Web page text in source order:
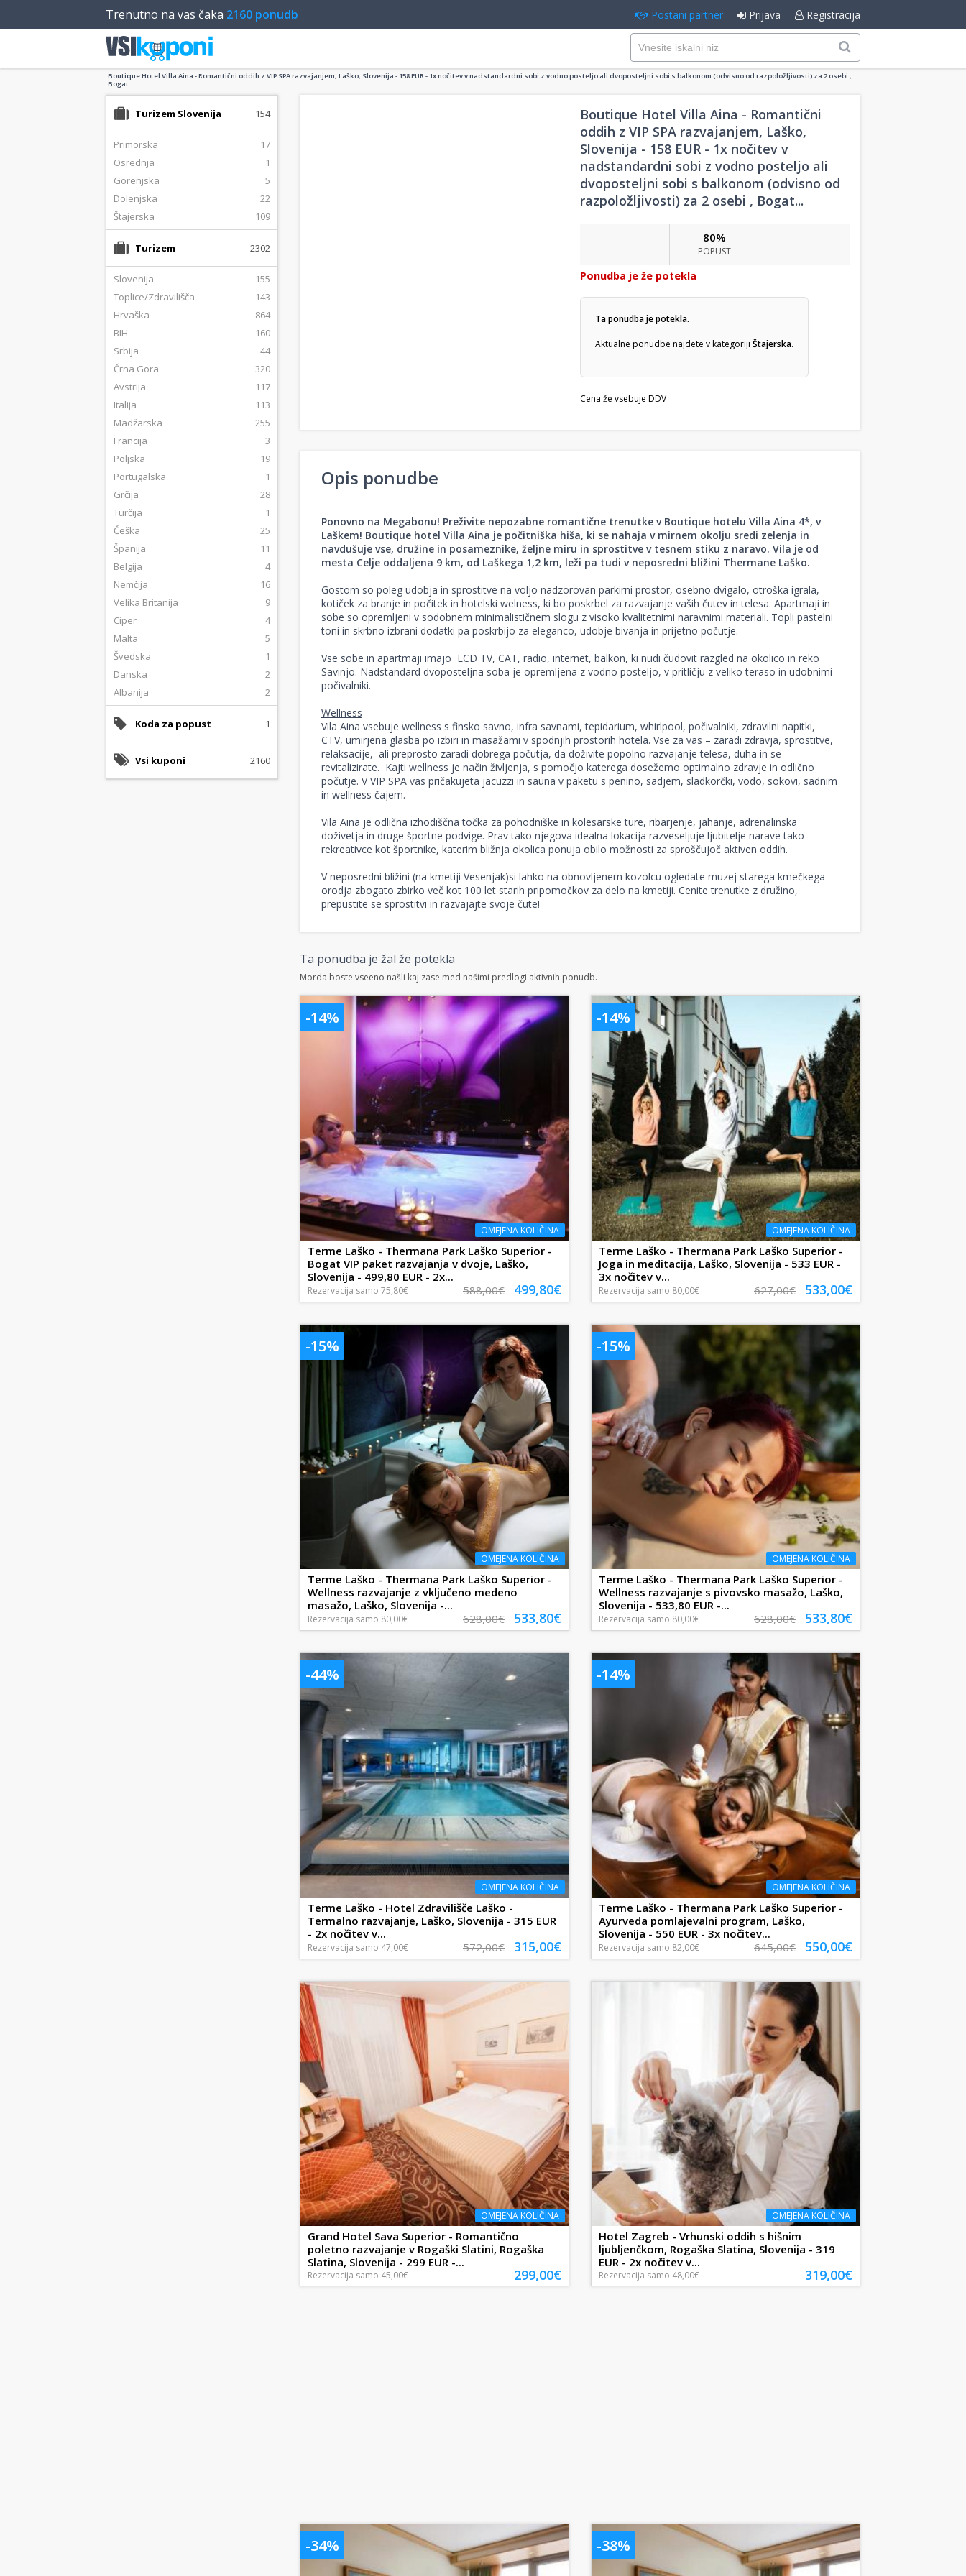
Trenutno na vas čaka 2160 ponudb Postani partner Prijava Registracija
Boutique Hotel Villa Aina - Romantični oddih z VIP SPA razvajanjem, Laško, Slovenija - 158 EUR - 1x nočitev v nadstandardni sobi z vodno posteljo ali dvoposteljni sobi s balkonom (odvisno od razpoložljivosti) za 2 osebi ,
Bogat...
Turizem Slovenija 154
Primorska
17
Osrednja
1
Gorenjska
5
Dolenjska
22
Štajerska
109
Turizem 2302
Slovenija
155
Toplice/Zdravilišča
143
Hrvaška
864
BIH
160
Srbija
44
Črna Gora
320
Avstrija
117
Italija
113
Madžarska
255
Francija
3
Poljska
19
Portugalska
1
Grčija
28
Turčija
1
Češka
25
Španija
11
Belgija
4
Nemčija
16
Velika Britanija
9
Ciper
4
Malta
5
Švedska
1
Danska
2
Albanija
2
Koda za popust 1
Vsi kuponi 2160
Boutique Hotel Villa Aina - Romantični
oddih z VIP SPA razvajanjem, Laško,
Slovenija - 158 EUR - 1x nočitev v
nadstandardni sobi z vodno posteljo ali
dvoposteljni sobi s balkonom (odvisno od
razpoložljivosti) za 2 osebi , Bogat...
80%
POPUST
Ponudba je že potekla
Ta ponudba je potekla.
Aktualne ponudbe najdete v kategoriji Štajerska.
Cena že vsebuje DDV
Opis ponudbe
Ponovno na Megabonu! Preživite nepozabne romantične trenutke v Boutique hotelu Villa Aina 4*, v
Laškem! Boutique hotel Villa Aina je počitniška hiša, ki se nahaja v mirnem okolju sredi zelenja in
navdušuje vse, družine in posameznike, željne miru in sprostitve v tesnem stiku z naravo. Vila je od
mesta Celje oddaljena 9 km, od Laškega 1,2 km, leži pa tudi v neposredni bližini Thermane Laško.
Gostom so poleg udobja in sprostitve na voljo nadzorovan parkirni prostor, osebno dvigalo, otroška igrala,
kotiček za branje in počitek in hotelski welness, ki bo poskrbel za razvajanje vaših čutev in telesa. Apartmaji in
sobe so opremljeni v sodobnem minimalističnem slogu z visoko kvalitetnimi naravnimi materiali. Topli pastelni
toni in skrbno izbrani dodatki pa poskrbijo za eleganco, udobje bivanja in prijetno počutje.
Vse sobe in apartmaji imajo LCD TV, CAT, radio, internet, balkon, ki nudi čudovit razgled na okolico in reko
Savinjo. Nadstandard dvoposteljna soba je opremljena z vodno posteljo, v pritličju z veliko teraso in udobnimi
počivalniki.
Wellness
Vila Aina vsebuje wellness s finsko savno, infra savnami, tepidarium, whirlpool, počivalniki, zdravilni napitki,
CTV, umirjena glasba po izbiri in masažami v spodnjih prostorih hotela. Vse za vas – zaradi zdravja, sprostitve,
relaksacije, ali preprosto zaradi dobrega počutja, da doživite popolno razvajanje telesa, duha in se
revitalizirate. Kajti wellness je način življenja, s pomočjo katerega dosežemo optimalno zdravje in odlično
počutje. V VIP SPA vas pričakujeta jacuzzi in sauna v paketu s penino, sadjem, sladkorčki, vodo, sokovi, sadnim
in wellness čajem.
Vila Aina je odlična izhodiščna točka za pohodniške in kolesarske ture, ribarjenje, jahanje, adrenalinska
doživetja in druge športne podvige. Prav tako njegova idealna lokacija razveseljuje ljubitelje narave tako
rekreativce kot športnike, katerim bližnja okolica ponuja obilo možnosti za sproščujoč aktiven oddih.
V neposredni bližini (na kmetiji Vesenjak)si lahko na obnovljenem kozolcu ogledate muzej starega kmečkega
orodja zbogato zbirko več kot 100 let starih pripomočkov za delo na kmetiji. Cenite trenutke z družino,
prepustite se sprostitvi in razvajajte svoje čute!
Ta ponudba je žal že potekla
Morda boste vseeno našli kaj zase med našimi predlogi aktivnih ponudb.
-14%
OMEJENA KOLIČINA
Terme Laško - Thermana Park Laško Superior -
Bogat VIP paket razvajanja v dvoje, Laško,
Slovenija - 499,80 EUR - 2x...
Rezervacija samo 75,80€ 588,00€ 499,80€
-14%
OMEJENA KOLIČINA
Terme Laško - Thermana Park Laško Superior -
Joga in meditacija, Laško, Slovenija - 533 EUR -
3x nočitev v...
Rezervacija samo 80,00€ 627,00€ 533,00€
-15%
OMEJENA KOLIČINA
Terme Laško - Thermana Park Laško Superior -
Wellness razvajanje z vključeno medeno
masažo, Laško, Slovenija -...
Rezervacija samo 80,00€ 628,00€ 533,80€
-15%
OMEJENA KOLIČINA
Terme Laško - Thermana Park Laško Superior -
Wellness razvajanje s pivovsko masažo, Laško,
Slovenija - 533,80 EUR -...
Rezervacija samo 80,00€ 628,00€ 533,80€
-44%
OMEJENA KOLIČINA
Terme Laško - Hotel Zdravilišče Laško -
Termalno razvajanje, Laško, Slovenija - 315 EUR
- 2x nočitev v...
Rezervacija samo 47,00€ 572,00€ 315,00€
-14%
OMEJENA KOLIČINA
Terme Laško - Thermana Park Laško Superior -
Ayurveda pomlajevalni program, Laško,
Slovenija - 550 EUR - 3x nočitev...
Rezervacija samo 82,00€ 645,00€ 550,00€
OMEJENA KOLIČINA
Grand Hotel Sava Superior - Romantično
poletno razvajanje v Rogaški Slatini, Rogaška
Slatina, Slovenija - 299 EUR -...
Rezervacija samo 45,00€ 299,00€
OMEJENA KOLIČINA
Hotel Zagreb - Vrhunski oddih s hišnim
ljubljenčkom, Rogaška Slatina, Slovenija - 319
EUR - 2x nočitev v...
Rezervacija samo 48,00€ 319,00€
-34% -38%